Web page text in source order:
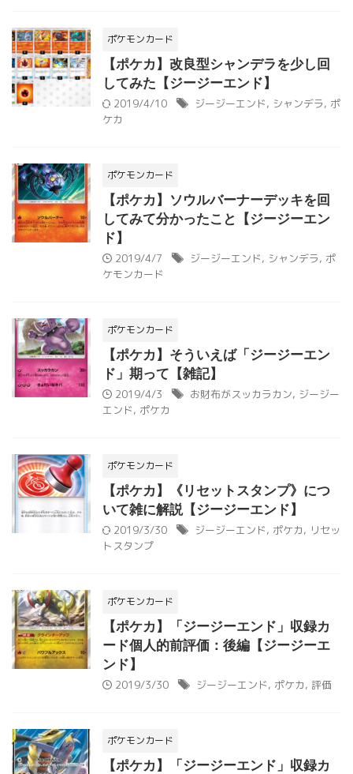
ポケモンカード
【ポケカ】改良型シャンデラを少し回
してみた【ジージーエンド】
2019/4/10 ジージーエンド, シャンデラ, ポ
ケカ
ポケモンカード
【ポケカ】ソウルバーナーデッキを回
してみて分かったこと【ジージーエン
ド】
2019/4/7 ジージーエンド, シャンデラ, ポ
ケモンカード
ポケモンカード
【ポケカ】そういえば「ジージーエン
ド」期って【雑記】
2019/4/3 お財布がスッカラカン, ジージー
エンド, ポケカ
ポケモンカード
【ポケカ】《リセットスタンプ》につ
いて雑に解説【ジージーエンド】
2019/3/30 ジージーエンド, ポケカ, リセッ
トスタンプ
ポケモンカード
【ポケカ】「ジージーエンド」収録カ
ード個人的前評価：後編【ジージーエ
ンド】
2019/3/30 ジージーエンド, ポケカ, 評価
ポケモンカード
【ポケカ】「ジージーエンド」収録カ